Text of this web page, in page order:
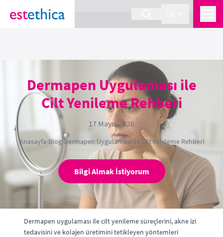
section Service {
Dermapen Uygulaması ile
Cilt Yenileme Rehberi
17 Mayıs 2026
Anasayfa›Blog›Dermapen Uygulaması ile Cilt Yenileme Rehberi
Bilgi Almak İstiyorum
Dermapen uygulaması ile cilt yenileme süreçlerini, akne izi
tedavisini ve kolajen üretimini tetikleyen yöntemleri